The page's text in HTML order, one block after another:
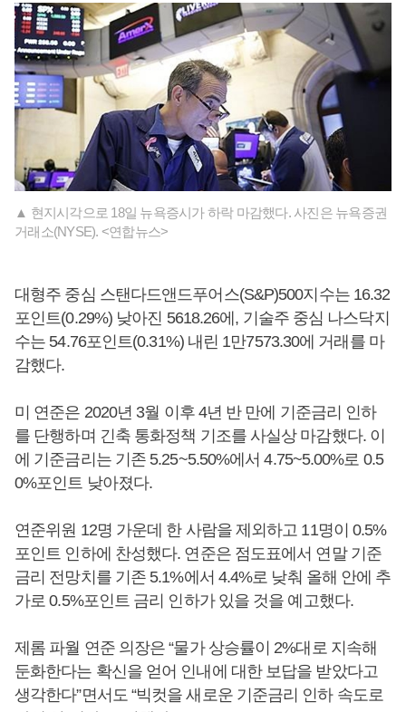
▲ 현지시각으로 18일 뉴욕증시가 하락 마감했다. 사진은 뉴욕증권
거래소(NYSE). <연합뉴스>
대형주 중심 스탠다드앤드푸어스(S&P)500지수는 16.32
포인트(0.29%) 낮아진 5618.26에, 기술주 중심 나스닥지
수는 54.76포인트(0.31%) 내린 1만7573.30에 거래를 마
감했다.
미 연준은 2020년 3월 이후 4년 반 만에 기준금리 인하
를 단행하며 긴축 통화정책 기조를 사실상 마감했다. 이
에 기준금리는 기존 5.25~5.50%에서 4.75~5.00%로 0.5
0%포인트 낮아졌다.
연준위원 12명 가운데 한 사람을 제외하고 11명이 0.5%
포인트 인하에 찬성했다. 연준은 점도표에서 연말 기준
금리 전망치를 기존 5.1%에서 4.4%로 낮춰 올해 안에 추
가로 0.5%포인트 금리 인하가 있을 것을 예고했다.
제롬 파월 연준 의장은 “물가 상승률이 2%대로 지속해
둔화한다는 확신을 얻어 인내에 대한 보답을 받았다고
생각한다”면서도 “빅컷을 새로운 기준금리 인하 속도로